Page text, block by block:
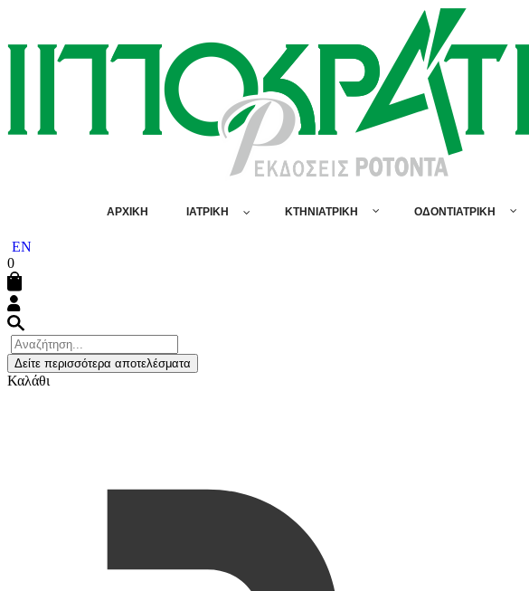
ΑΡΧΙΚΗ ΙΑΤΡΙΚΗ ΚΤΗΝΙΑΤΡΙΚΗ ΟΔΟΝΤΙΑΤΡΙΚΗ
EN
0
Δείτε περισσότερα αποτελέσματα
Καλάθι